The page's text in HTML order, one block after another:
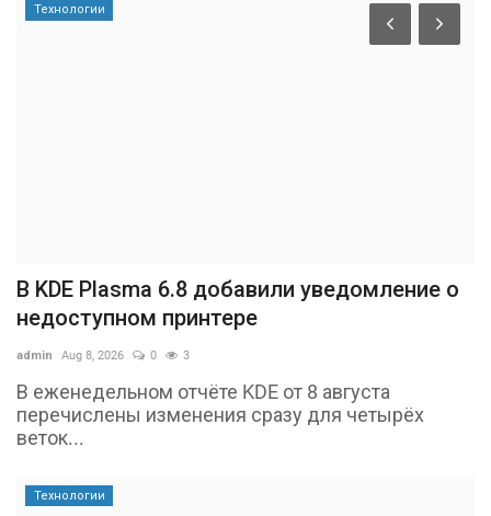
Технологии
В KDE Plasma 6.8 добавили уведомление о
недоступном принтере
admin Aug 8, 2026 0 3
В еженедельном отчёте KDE от 8 августа
перечислены изменения сразу для четырёх
веток...
Технологии